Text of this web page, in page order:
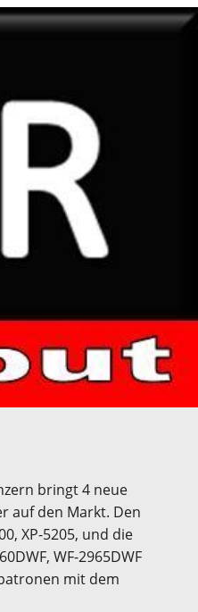
bringt 4 neue
auf den Markt. Den
XP-5205, und die
WF-2965DWF
mit dem